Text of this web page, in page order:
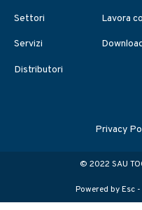
Settori
Servizi
Distributori
Lavora
Privacy
© 2022 SAU
Powered by Esc -